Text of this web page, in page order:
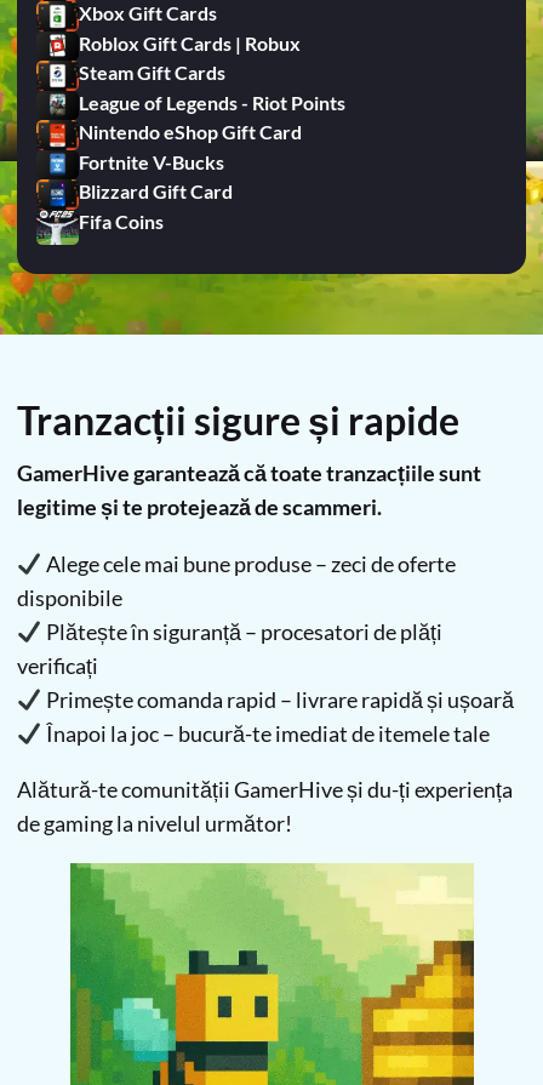
Xbox Gift Cards
Roblox Gift Cards | Robux
Steam Gift Cards
League of Legends - Riot Points
Nintendo eShop Gift Card
Fortnite V-Bucks
Blizzard Gift Card
Fifa Coins
Tranzacții sigure și rapide
GamerHive garantează că toate tranzacțiile sunt
legitime și te protejează de scammeri.
Alege cele mai bune produse – zeci de oferte
disponibile
Plătește în siguranță – procesatori de plăți
verificați
Primește comanda rapid – livrare rapidă și ușoară
Înapoi la joc – bucură-te imediat de itemele tale
Alătură-te comunității GamerHive și du-ți experiența
de gaming la nivelul următor!